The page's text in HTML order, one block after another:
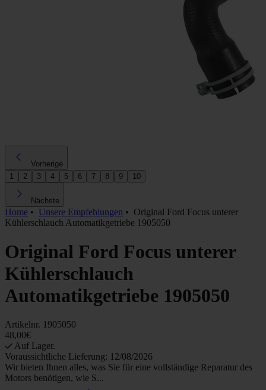
Vorherige
1
2 3 4 5 6 7 8 9 10
Nächste
Home • Unsere Empfehlungen • Original Ford Focus unterer
Kühlerschlauch Automatikgetriebe 1905050
Original Ford Focus unterer
Kühlerschlauch
Automatikgetriebe 1905050
Artikelnr. 1905050
48,00€
Auf Lager.
Voraussichtliche Lieferung: 12/08/2026
Wir bieten Ihnen alles, was Sie für eine vollständige Reparatur des
Motors benötigen, wie S...